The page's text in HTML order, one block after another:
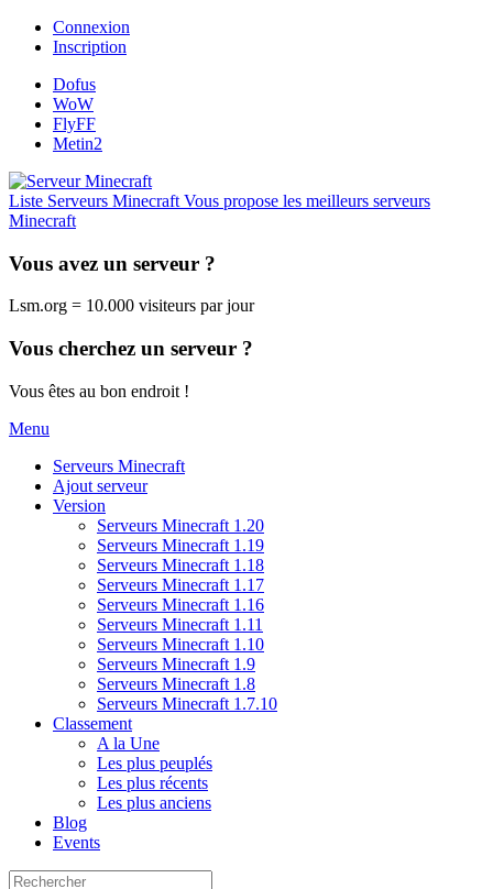
Connexion
Inscription
Dofus
WoW
FlyFF
Metin2
Liste Serveurs Minecraft Vous propose les meilleurs serveurs
Minecraft
Vous avez un serveur ?
Lsm.org = 10.000 visiteurs par jour
Vous cherchez un serveur ?
Vous êtes au bon endroit !
Menu
Serveurs Minecraft
Ajout serveur
Version
Serveurs Minecraft 1.20
Serveurs Minecraft 1.19
Serveurs Minecraft 1.18
Serveurs Minecraft 1.17
Serveurs Minecraft 1.16
Serveurs Minecraft 1.11
Serveurs Minecraft 1.10
Serveurs Minecraft 1.9
Serveurs Minecraft 1.8
Serveurs Minecraft 1.7.10
Classement
A la Une
Les plus peuplés
Les plus récents
Les plus anciens
Blog
Events